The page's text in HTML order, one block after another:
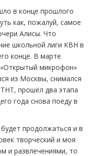
в конце прошлого
как, пожалуй, самое
Алисы. Что
школьной лиги КВН в
конце. В марте
«Открытый микрофон»
из Москвы, снимался
прошёл два этапа
года снова поеду в
продолжаться и в
творческий и моя
и развлечениями, то